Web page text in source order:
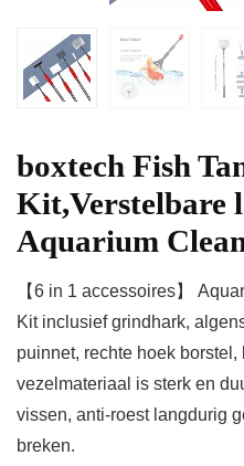
boxtech Fish
Kit,Verstelbare
Aquarium
【6 in 1 accessoires】
Kit inclusief grindhark,
puinnet, rechte hoek borstel,
vezelmateriaal is sterk en
vissen, anti-roest langdurig
breken.